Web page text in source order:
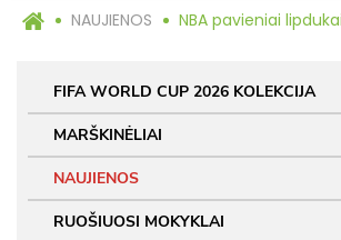
NAUJIENOS NBA pavieniai
FIFA WORLD CUP 2026 KOLEKCIJA
MARŠKINĖLIAI
NAUJIENOS
RUOŠIUOSI MOKYKLAI